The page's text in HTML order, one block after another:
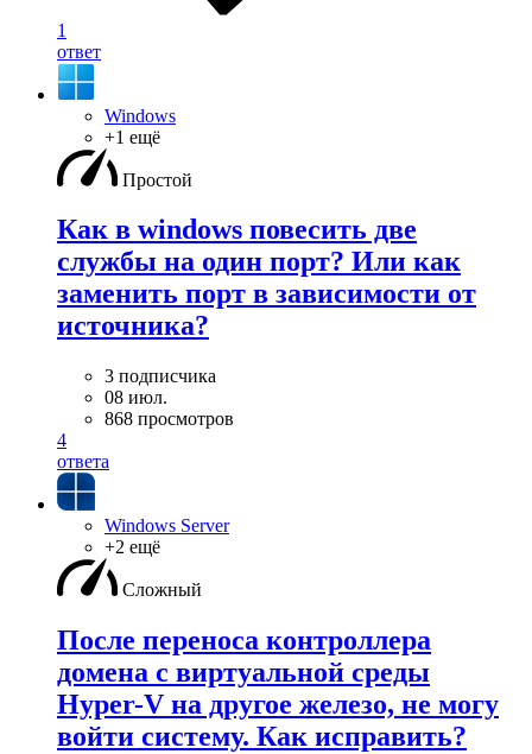
1
ответ
Windows
+1 ещё
Простой
Как в windows повесить две
службы на один порт? Или как
заменить порт в зависимости от
источника?
3 подписчика
08 июл.
868 просмотров
4
ответа
Windows Server
+2 ещё
Сложный
После переноса контроллера
домена с виртуальной среды
Hyper-V на другое железо, не могу
войти систему. Как исправить?